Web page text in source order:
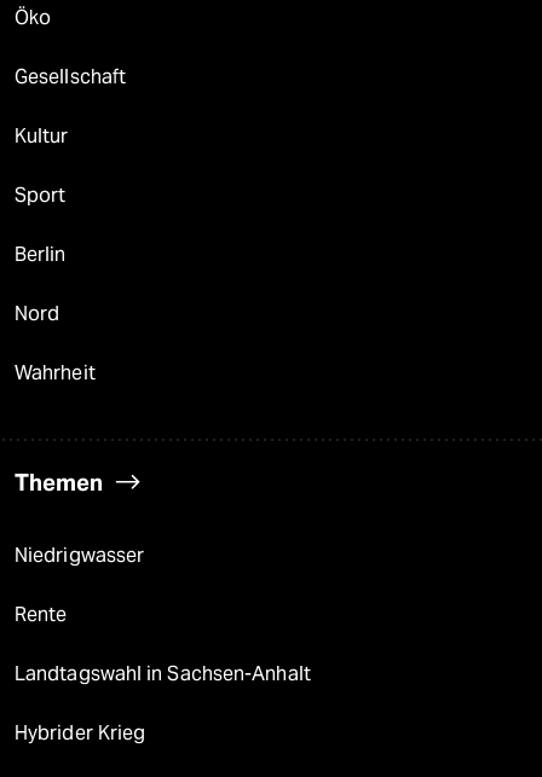
Öko
Gesellschaft
Kultur
Sport
Berlin
Nord
Wahrheit
Themen
Niedrigwasser
Rente
Landtagswahl in Sachsen-Anhalt
Hybrider Krieg